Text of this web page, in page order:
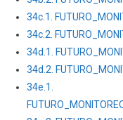
34c.1.
34c.2.
34d.1.
34d.2.
34e.1.